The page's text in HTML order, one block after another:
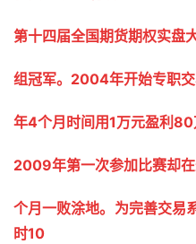
第十四届全国期货期权实盘
组冠军。2004年开始专职
年4个月时间用1万元盈利
2009年第一次参加比赛却
个月一败涂地。为完善交易
时10